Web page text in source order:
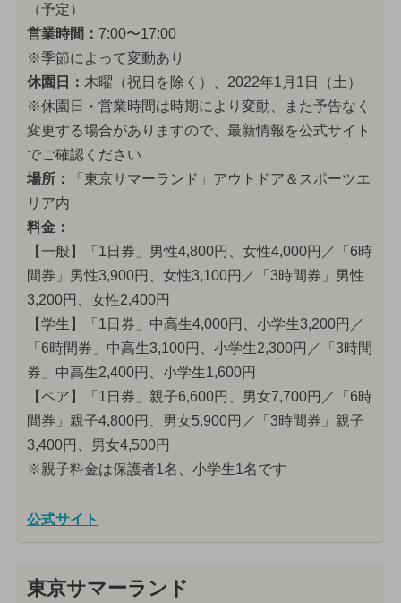
（予定）
営業時間： 7:00〜17:00
※季節によって変動あり
休園日： 木曜（祝日を除く）、2022年1月1日（土）
※休園日・営業時間は時期により変動、また予告なく
変更する場合がありますので、最新情報を公式サイト
でご確認ください
場所：
「東京サマーランド」アウトドア＆スポーツエ
リア内
料金：
【一般】「1日券」男性4,800円、女性4,000円／「6時
間券」男性3,900円、女性3,100円／「3時間券」男性
3,200円、女性2,400円
【学生】「1日券」中高生4,000円、小学生3,200円／
「6時間券」中高生3,100円、小学生2,300円／「3時間
券」中高生2,400円、小学生1,600円
【ペア】「1日券」親子6,600円、男女7,700円／「6時
間券」親子4,800円、男女5,900円／「3時間券」親子
3,400円、男女4,500円
※親子料金は保護者1名、小学生1名です
公式サイト
東京サマーランド